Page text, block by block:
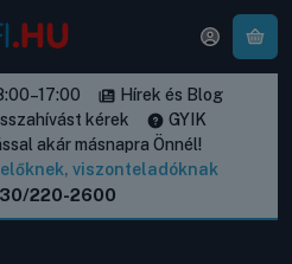
Hírek és Blog
kérek
GYIK
akár másnapra Önnél!
viszonteladóknak
220-2600